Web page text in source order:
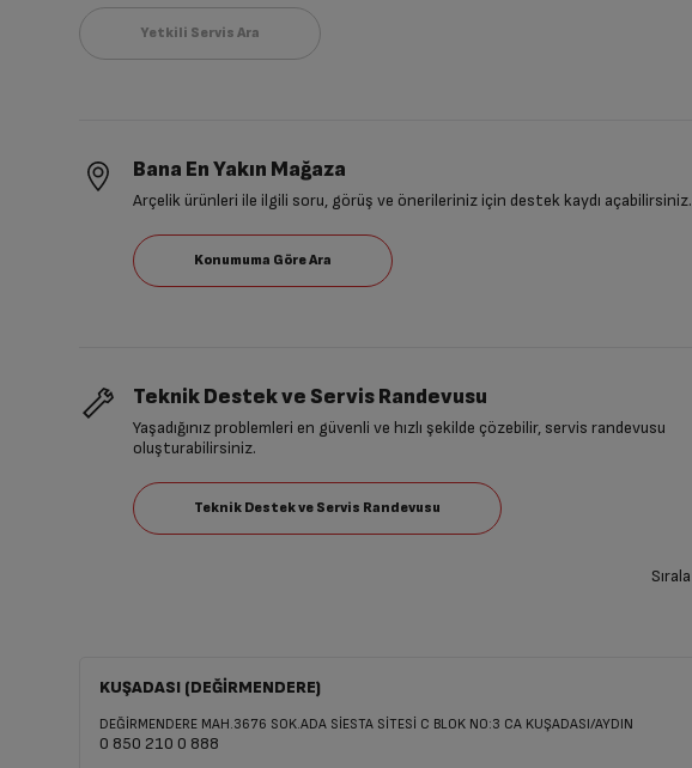
Bana En Yakın Mağaza
Arçelik ürünleri ile ilgili soru, görüş ve önerileriniz için destek kaydı açabilirsiniz.
Teknik Destek ve Servis Randevusu
Yaşadığınız problemleri en güvenli ve hızlı şekilde çözebilir, servis randevusu
oluşturabilirsiniz.
Sırala
KUŞADASI (DEĞİRMENDERE)
DEĞİRMENDERE MAH.3676 SOK.ADA SİESTA SİTESİ C BLOK NO:3 CA KUŞADASI/AYDIN
0 850 210 0 888